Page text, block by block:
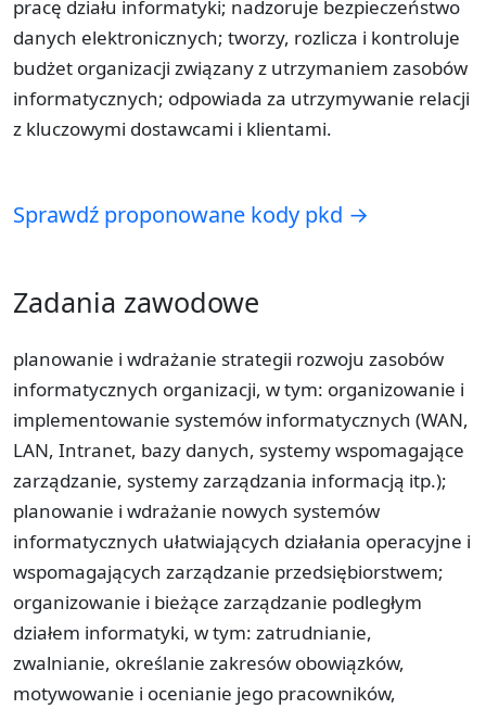
pracę działu informatyki; nadzoruje bezpieczeństwo
danych elektronicznych; tworzy, rozlicza i kontroluje
budżet organizacji związany z utrzymaniem zasobów
informatycznych; odpowiada za utrzymywanie relacji
z kluczowymi dostawcami i klientami.
Sprawdź proponowane kody pkd →
Zadania zawodowe
planowanie i wdrażanie strategii rozwoju zasobów
informatycznych organizacji, w tym: organizowanie i
implementowanie systemów informatycznych (WAN,
LAN, Intranet, bazy danych, systemy wspomagające
zarządzanie, systemy zarządzania informacją itp.);
planowanie i wdrażanie nowych systemów
informatycznych ułatwiających działania operacyjne i
wspomagających zarządzanie przedsiębiorstwem;
organizowanie i bieżące zarządzanie podległym
działem informatyki, w tym: zatrudnianie,
zwalnianie, określanie zakresów obowiązków,
motywowanie i ocenianie jego pracowników,